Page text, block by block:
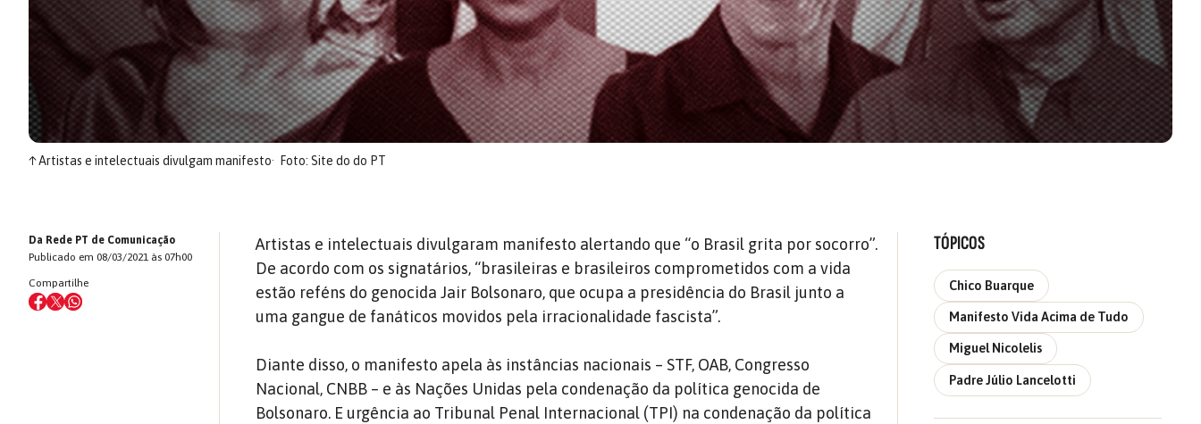
↑Artistas e intelectuais divulgam manifesto Foto: Site do do PT
Da Rede PT de Comunicação
Publicado em 08/03/2021 às 07h00
Compartilhe
Artistas e intelectuais divulgaram manifesto alertando que “o Brasil grita por socorro”.
De acordo com os signatários, “brasileiras e brasileiros comprometidos com a vida
estão reféns do genocida Jair Bolsonaro, que ocupa a presidência do Brasil junto a
uma gangue de fanáticos movidos pela irracionalidade fascista”.
Diante disso, o manifesto apela às instâncias nacionais – STF, OAB, Congresso
Nacional, CNBB – e às Nações Unidas pela condenação da política genocida de
Bolsonaro. E urgência ao Tribunal Penal Internacional (TPI) na condenação da política
TÓPICOS
Chico Buarque
Manifesto Vida Acima de Tudo
Miguel Nicolelis
Padre Júlio Lancelotti